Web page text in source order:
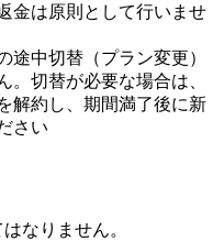
金は原則として行いませ
途中切替（プラン変更）
。切替が必要な場合は、
解約し、期間満了後に新
さい
なりません。